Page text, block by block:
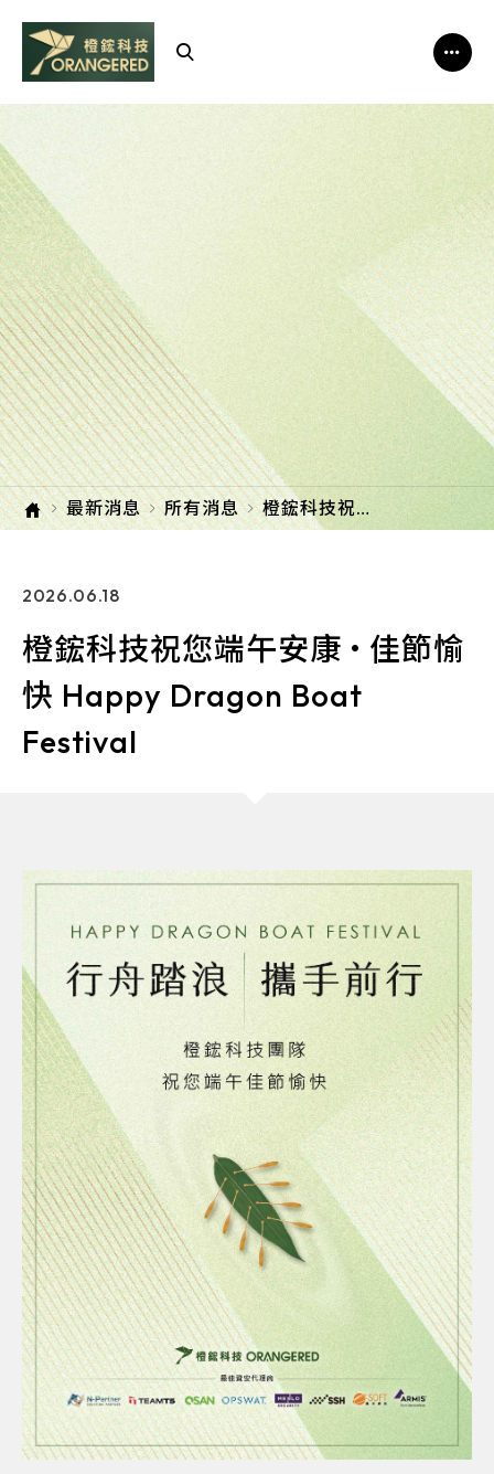
鋐
技
祝
您
端
午
安
康
•
佳
節
愉
快
Happy
Dragon
Boat
Festival
最新消息 所有消息
橙鋐科技祝您
端午安康 • 佳
2026.06.18
橙鋐科技祝您端午安康 • 佳節愉
快 Happy Dragon Boat
Festival